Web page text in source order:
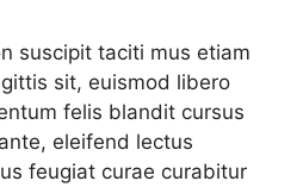
suscipit taciti mus etiam
sit, euismod libero
felis blandit cursus
eleifend lectus
feugiat curae curabitur